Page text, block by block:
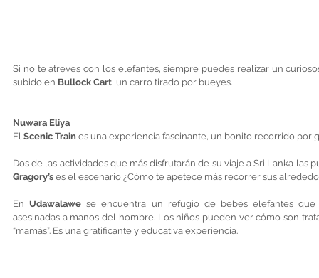
Si no te atreves con los elefantes, siempre puedes realizar un
subido en Bullock Cart, un carro tirado por bueyes.
Nuwara Eliya
El Scenic Train es una experiencia fascinante, un bonito recorrido por
Dos de las actividades que más disfrutarán de su viaje a Sri Lanka las
Gragory’s es el escenario ¿Cómo te apetece más recorrer sus
En Udawalawe se encuentra un refugio de bebés elefantes que
asesinadas a manos del hombre. Los niños pueden ver cómo son
“mamás”. Es una gratificante y educativa experiencia.